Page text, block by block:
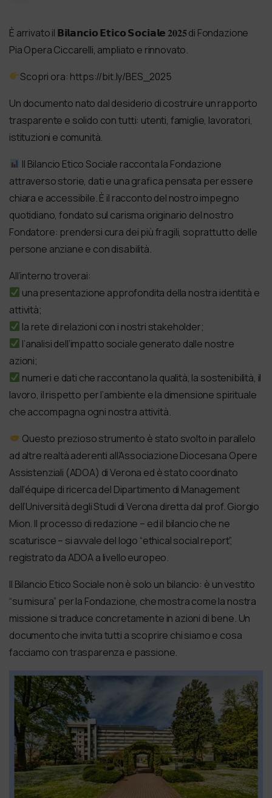
È arrivato il 𝗕𝗶𝗹𝗮𝗻𝗰𝗶𝗼 𝗘𝘁𝗶𝗰𝗼 𝗦𝗼𝗰𝗶𝗮𝗹𝗲 𝟐𝟎𝟐𝟓 di Fondazione
Pia Opera Ciccarelli, ampliato e rinnovato.
Scopri ora: https://bit.ly/BES_2025
Un documento nato dal desiderio di costruire un rapporto
trasparente e solido con tutti: utenti, famiglie, lavoratori,
istituzioni e comunità.
Il Bilancio Etico Sociale racconta la Fondazione
attraverso storie, dati e una grafica pensata per essere
chiara e accessibile. È il racconto del nostro impegno
quotidiano, fondato sul carisma originario del nostro
Fondatore: prendersi cura dei più fragili, soprattutto delle
persone anziane e con disabilità.
All’interno troverai:
una presentazione approfondita della nostra identità e
attività;
la rete di relazioni con i nostri stakeholder;
l’analisi dell’impatto sociale generato dalle nostre
azioni;
numeri e dati che raccontano la qualità, la sostenibilità, il
lavoro, il rispetto per l’ambiente e la dimensione spirituale
che accompagna ogni nostra attività.
Questo prezioso strumento è stato svolto in parallelo
ad altre realtà aderenti all’Associazione Diocesana Opere
Assistenziali (ADOA) di Verona ed è stato coordinato
dall’équipe di ricerca del Dipartimento di Management
dell’Università degli Studi di Verona diretta dal prof. Giorgio
Mion. Il processo di redazione – ed il bilancio che ne
scaturisce – si avvale del logo “ethical social report”,
registrato da ADOA a livello europeo.
Il Bilancio Etico Sociale non è solo un bilancio: è un vestito
“su misura” per la Fondazione, che mostra come la nostra
missione si traduce concretamente in azioni di bene. Un
documento che invita tutti a scoprire chi siamo e cosa
facciamo con trasparenza e passione.